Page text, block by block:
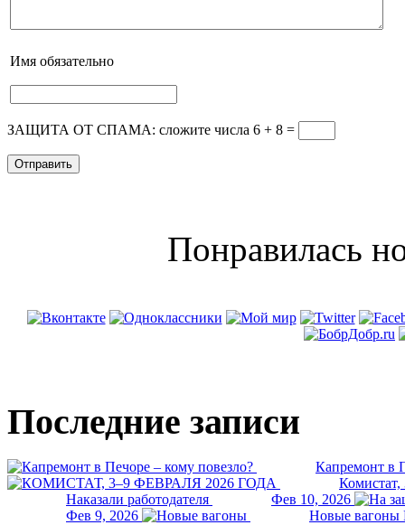
Имя обязательно
ЗАЩИТА ОТ СПАМА: сложите числа 6 + 8 =
Понравилась
Последние записи
Капремонт в
Комистат,
Наказали работодателя
Фев 10, 2026
Фев 9, 2026
Новые вагоны